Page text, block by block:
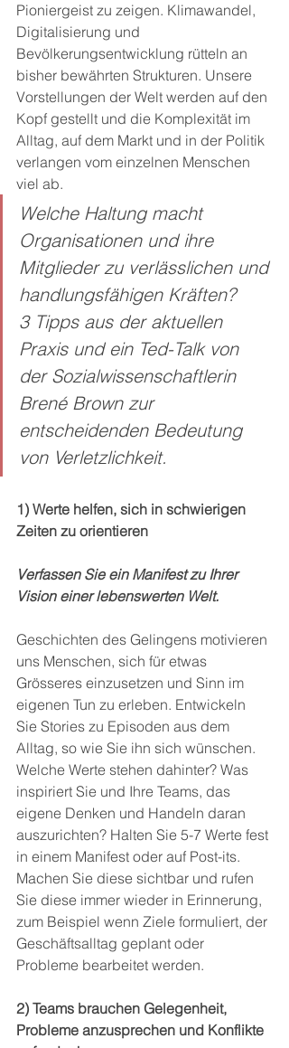
Pioniergeist zu zeigen. Klimawandel,
Digitalisierung und
Bevölkerungsentwicklung rütteln an
bisher bewährten Strukturen. Unsere
Vorstellungen der Welt werden auf den
Kopf gestellt und die Komplexität im
Alltag, auf dem Markt und in der Politik
verlangen vom einzelnen Menschen
viel ab.
Welche Haltung macht
Organisationen und ihre
Mitglieder zu verlässlichen und
handlungsfähigen Kräften?
3 Tipps aus der aktuellen
Praxis und ein Ted-Talk von
der Sozialwissenschaftlerin
Brené Brown zur
entscheidenden Bedeutung
von Verletzlichkeit.
1) Werte helfen, sich in schwierigen
Zeiten zu orientieren
Verfassen Sie ein Manifest zu Ihrer
Vision einer lebenswerten Welt.
Geschichten des Gelingens motivieren
uns Menschen, sich für etwas
Grösseres einzusetzen und Sinn im
eigenen Tun zu erleben. Entwickeln
Sie Stories zu Episoden aus dem
Alltag, so wie Sie ihn sich wünschen.
Welche Werte stehen dahinter? Was
inspiriert Sie und Ihre Teams, das
eigene Denken und Handeln daran
auszurichten? Halten Sie 5-7 Werte fest
in einem Manifest oder auf Post-its.
Machen Sie diese sichtbar und rufen
Sie diese immer wieder in Erinnerung,
zum Beispiel wenn Ziele formuliert, der
Geschäftsalltag geplant oder
Probleme bearbeitet werden.
2) Teams brauchen Gelegenheit,
Probleme anzusprechen und Konflikte